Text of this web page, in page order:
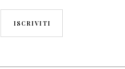
ISCRIVITI